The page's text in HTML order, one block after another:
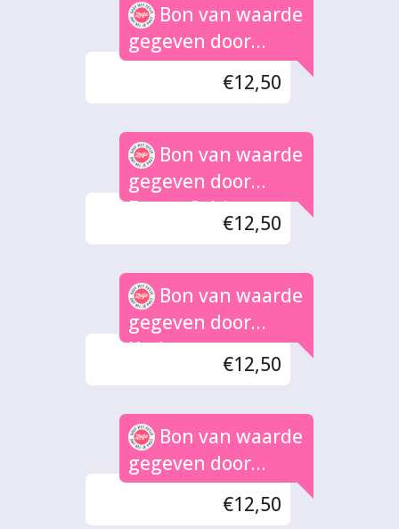
Bon van waarde
gegeven door
Jocoline Beekman
€12,50
Bon van waarde
gegeven door
Fatma Sahin
€12,50
Bon van waarde
gegeven door
Karina
€12,50
Bon van waarde
gegeven door
Nengerman
€12,50